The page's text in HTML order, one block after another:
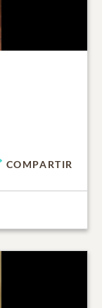
COMPARTIR